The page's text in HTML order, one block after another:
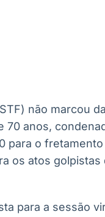
breve
não marcou
anos,
para o
os atos
para a sessão